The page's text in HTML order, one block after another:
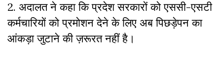
2. अदालत ने कहा कि प्रदेश सरकारों को एससी-एसटी
कर्मचारियों को प्रमोशन देने के लिए अब पिछड़ेपन का
आंकड़ा जुटाने की ज़रूरत नहीं है।